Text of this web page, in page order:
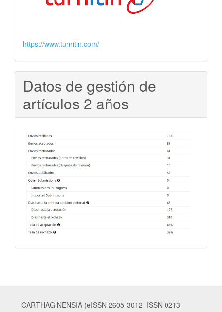
https://www.turnitin.com/
Datos de gestión de
artículos 2 años
CARTHAGINENSIA (eISSN 2605-3012 ISSN 0213-